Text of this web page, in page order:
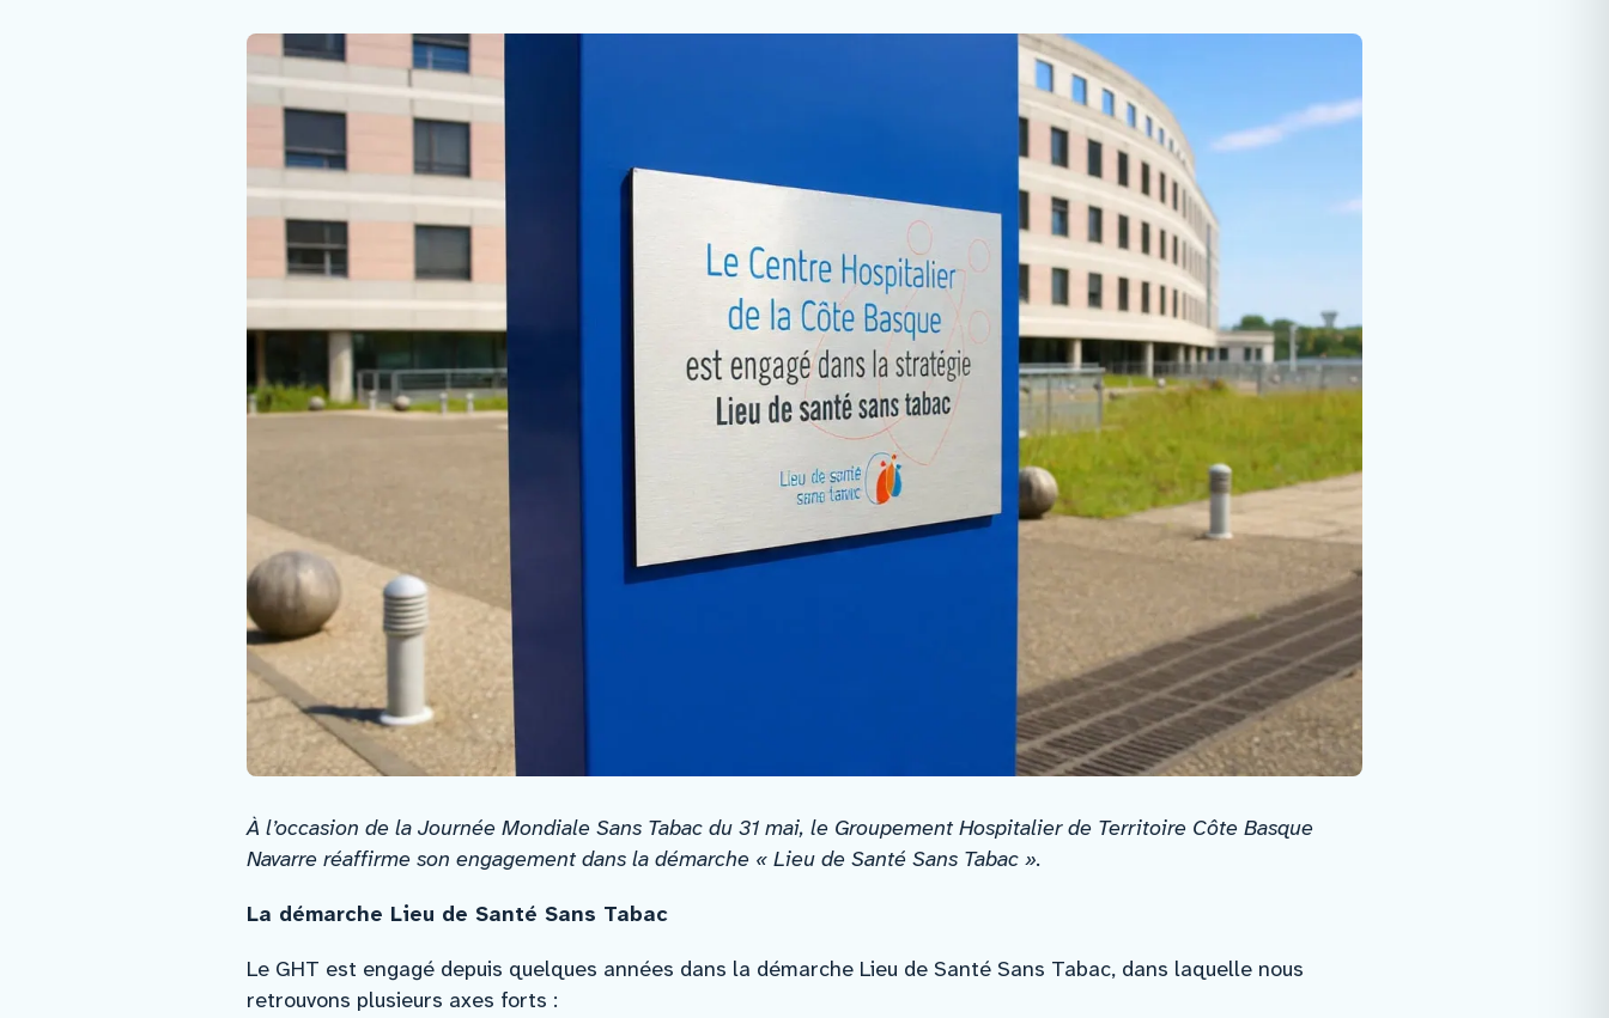
À l’occasion de la Journée Mondiale Sans Tabac du 31 mai, le Groupement Hospitalier de Territoire Côte Basque
Navarre réaffirme son engagement dans la démarche « Lieu de Santé Sans Tabac ».
La démarche Lieu de Santé Sans Tabac
Le GHT est engagé depuis quelques années dans la démarche Lieu de Santé Sans Tabac, dans laquelle nous
retrouvons plusieurs axes forts :